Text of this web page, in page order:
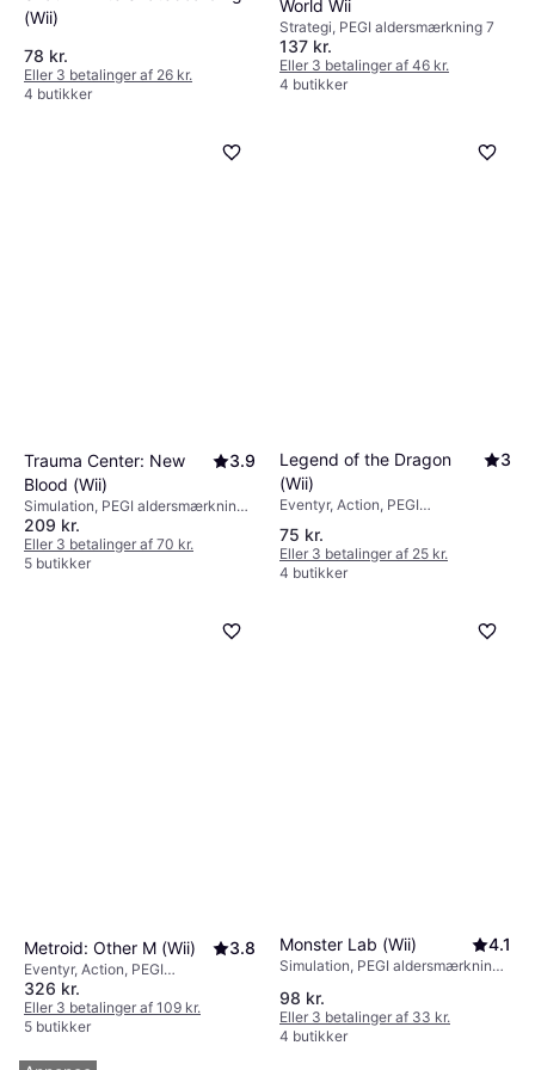
(Wii)
78 kr.
Eller 3 betalinger af 26 kr.
4 butikker
World Wii
Strategi, PEGI aldersmærkning 7
137 kr.
Eller 3 betalinger af 46 kr.
4 butikker
Trauma Center: New
Blood (Wii)
3.9
Simulation, PEGI aldersmærkning
16
209 kr.
Eller 3 betalinger af 70 kr.
5 butikker
Legend of the Dragon
(Wii)
3
Eventyr, Action, PEGI
75 kr.
Eller 3 betalinger af 25 kr.
4 butikker
Metroid: Other M (Wii) 3.8
Eventyr, Action, PEGI
aldersmærkning 16
326 kr.
Eller 3 betalinger af 109 kr.
5 butikker
Monster Lab (Wii) 4.1
Simulation, PEGI aldersmærkning
98 kr.
Eller 3 betalinger af 33 kr.
4 butikker